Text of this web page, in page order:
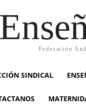
Federación
SINDICAL